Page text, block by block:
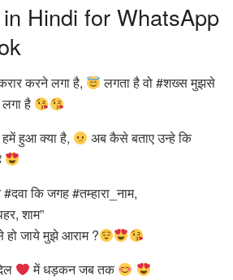
Hindi for WhatsApp
करने लगा है,
लगता है वो #शख्स मुझसे
है
हमें हुआ क्या है,
अब कैसे बताए उन्हे कि
कि जगह #तम्हारा_नाम,
शाम”
जाये मुझे आराम ?
में धड़कन जब तक